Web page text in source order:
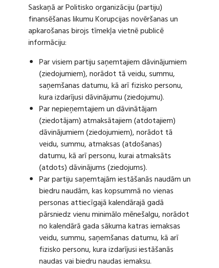
Saskaņā ar Politisko organizāciju (partiju)
finansēšanas likumu Korupcijas novēršanas un
apkarošanas birojs tīmekļa vietnē publicē
informāciju:
Par visiem partiju saņemtajiem dāvinājumiem
(ziedojumiem), norādot tā veidu, summu,
saņemšanas datumu, kā arī fizisko personu,
kura izdarījusi dāvinājumu (ziedojumu).
Par nepieņemtajiem un dāvinātājam
(ziedotājam) atmaksātajiem (atdotajiem)
dāvinājumiem (ziedojumiem), norādot tā
veidu, summu, atmaksas (atdošanas)
datumu, kā arī personu, kurai atmaksāts
(atdots) dāvinājums (ziedojums).
Par partiju saņemtajām iestāšanās naudām un
biedru naudām, kas kopsummā no vienas
personas attiecīgajā kalendārajā gadā
pārsniedz vienu minimālo mēnešalgu, norādot
no kalendārā gada sākuma katras iemaksas
veidu, summu, saņemšanas datumu, kā arī
fizisko personu, kura izdarījusi iestāšanās
naudas vai biedru naudas iemaksu.